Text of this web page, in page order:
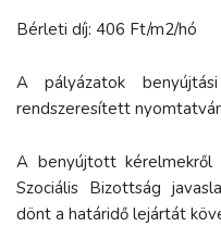
Bérleti díj: 406 Ft/m2/hó
A pályázatok
rendszeresített
A benyújtott kérelmekről
Szociális Bizottság
dönt a határidő lejártát